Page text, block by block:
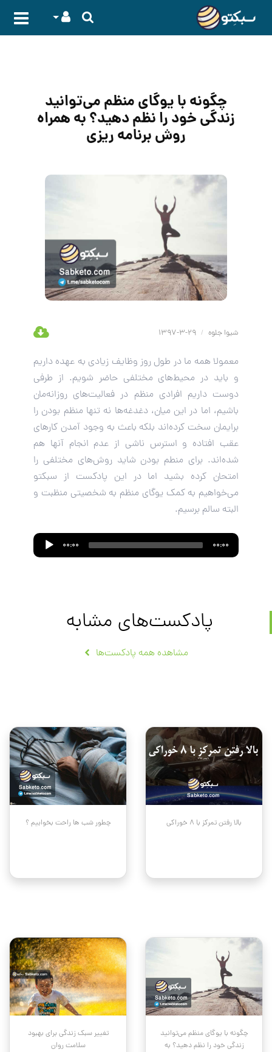
چگونه با یوگای منظم می‌توانید
زندگی خود را نظم دهید؟ به همراه
روش برنامه ریزی
شیوا جلوه /
معمولا همه ما در طول روز وظایف زیادی به عهده داریم
و باید در محیط‌های مختلفی حاضر شویم. از طرفی
دوست داریم افرادی منظم در فعالیت‌های روزانه‌مان
باشیم، اما در این میان، دغدغه‌ها نه تنها منظم بودن را
برایمان سخت کرده‌اند بلکه باعث به وجود آمدن کارهای
عقب افتاده و استرس ناشی از عدم انجام آنها هم
شده‌اند. برای منطم بودن شاید روش‌های مختلفی را
امتحان کرده بشید اما در این پادکست از سبکتو
می‌خواهیم به کمک یوگای منظم به شخصیتی منظبت و
البته سالم برسیم.
Audio
Player
00:00 00:00
پادکست‌های مشابه
مشاهده همه پادکست‌ها
بالا رفتن تمرکز با ۸ خوراکی چطور شب ها راحت بخوابیم ؟
چگونه با یوگای منظم می‌توانید
زندگی خود را نظم دهید؟ به
تغییر سبک زندگی برای بهبود
سلامت روان